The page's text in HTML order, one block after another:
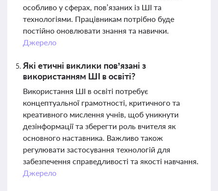
особливо у сферах, пов’язаних із ШІ та
технологіями. Працівникам потрібно буде
постійно оновлювати знання та навички.
Джерело
Які етичні виклики пов’язані з
використанням ШІ в освіті?
Використання ШІ в освіті потребує
концептуальної грамотності, критичного та
креативного мислення учнів, щоб уникнути
дезінформації та зберегти роль вчителя як
основного наставника. Важливо також
регулювати застосування технологій для
забезпечення справедливості та якості навчання.
Джерело